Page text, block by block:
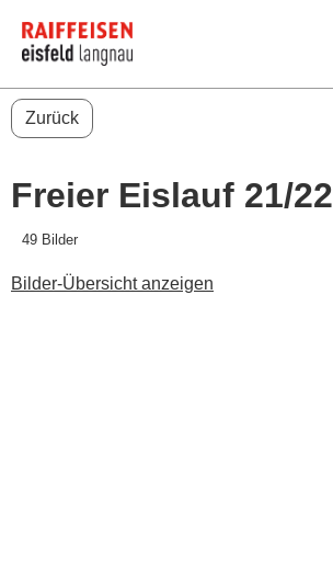
Zurück
Freier Eislauf 21/22
49 Bilder
Bilder-Übersicht anzeigen